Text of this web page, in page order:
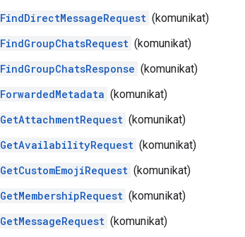
FindDirectMessageRequest (komunikat)
FindGroupChatsRequest (komunikat)
FindGroupChatsResponse (komunikat)
ForwardedMetadata (komunikat)
GetAttachmentRequest (komunikat)
GetAvailabilityRequest (komunikat)
GetCustomEmojiRequest (komunikat)
GetMembershipRequest (komunikat)
GetMessageRequest (komunikat)